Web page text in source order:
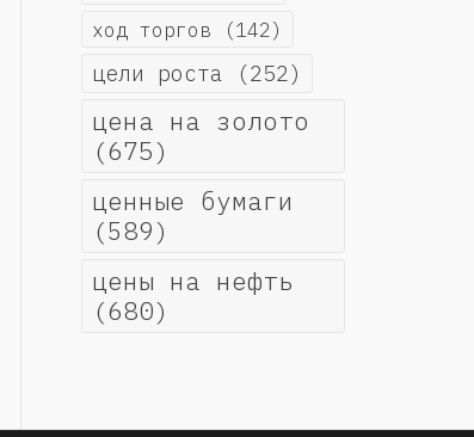
ход торгов (142)
цели роста (252)
цена на золото
(675)
ценные бумаги
(589)
цены на нефть
(680)